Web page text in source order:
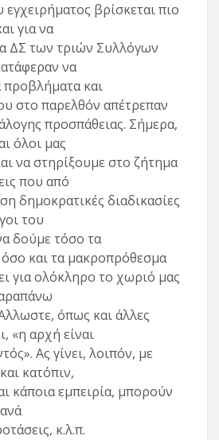
βρίσκεται πιο
για να
ΔΣ των τριών Συλλόγων
να
και
στο παρελθόν απέτρεπαν
προσπάθειας. Σήμερα,
όλοι μας
να στηρίξουμε στο ζήτημα
που από
δημοκρατικές διαδικασίες
του
δούμε τόσο τα
και τα μακροπρόθεσμα
για ολόκληρο το χωριό μας
όπως και άλλες
«η αρχή είναι
Ας γίνει, λοιπόν, με
κατόπιν,
κάποια εμπειρία, μπορούν
κ.λ.π.